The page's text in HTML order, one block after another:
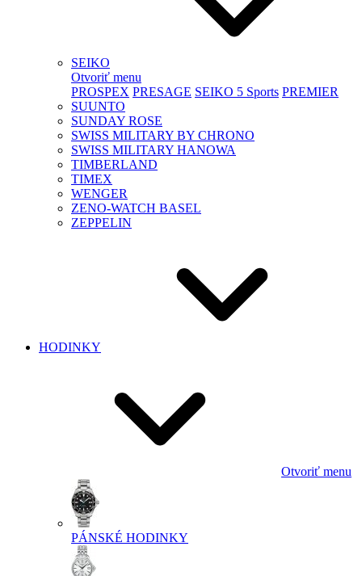
SEIKO
Otvoriť menu
PROSPEX PRESAGE SEIKO 5 Sports PREMIER
SUUNTO
SUNDAY ROSE
SWISS MILITARY BY CHRONO
SWISS MILITARY HANOWA
TIMBERLAND
TIMEX
WENGER
ZENO-WATCH BASEL
ZEPPELIN
HODINKY
Otvoriť menu
PÁNSKÉ HODINKY